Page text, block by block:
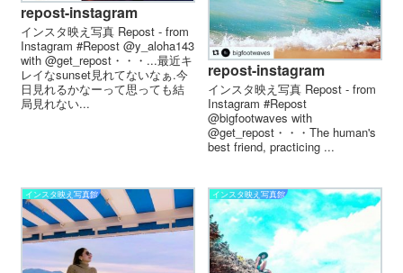
repost-instagram
インスタ映え写真 Repost - from
Instagram #Repost @y_aloha143
with @get_repost・・・...最近キ
レイなsunset見れてないなぁ.今
日見れるかなーって思っても結
局見れない...
repost-instagram
インスタ映え写真 Repost - from
Instagram #Repost
@bigfootwaves with
@get_repost・・・The human's
best friend, practicing ...
インスタ映え写真館 インスタ映え写真館